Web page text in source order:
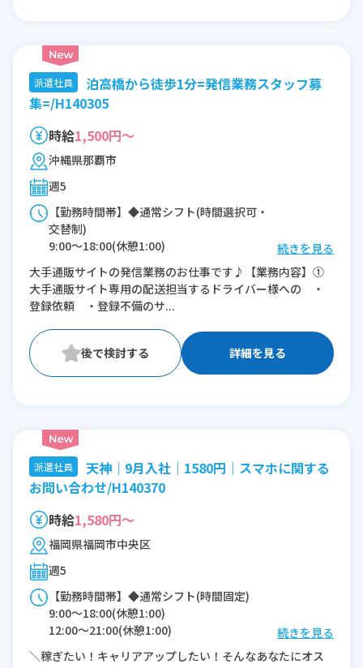
派遣社員
泊高橋から徒歩1分=発信業務スタッフ募
集=/H140305
時給1,500円～
沖縄県那覇市
週5
【勤務時間帯】◆通常シフト(時間選択可・
交替制)
9:00〜18:00(休憩1:00)
※残業：10時間程度/月
続きを見る
大手通販サイトの発信業務のお仕事です♪【業務内容】①
大手通販サイト専用の配送担当するドライバー様への ・
登録依頼 ・登録不備のサ...
詳細を見る
派遣社員
天神｜9月入社｜1580円｜スマホに関する
お問い合わせ/H140370
時給1,580円～
福岡県福岡市中央区
週5
【勤務時間帯】◆通常シフト(時間固定)
9:00〜18:00(休憩1:00)
12:00〜21:00(休憩1:00)
※残業：5〜10時間程度/月
続きを見る
＼稼ぎたい！キャリアアップしたい！そんなあなたにオス